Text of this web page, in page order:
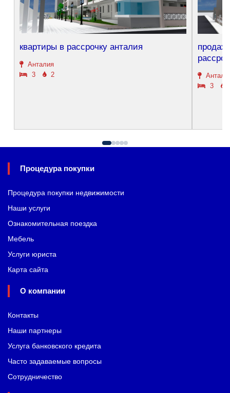
квартиры в рассрочку анталия
Анталия
3
2
3
Процедура покупки
Процедура покупки недвижимости
Наши услуги
Ознакомительная поездка
Мебель
Услуги юриста
Карта сайта
О компании
Контакты
Наши партнеры
Услуга банковского кредита
Часто задаваемые вопросы
Сотрудничество